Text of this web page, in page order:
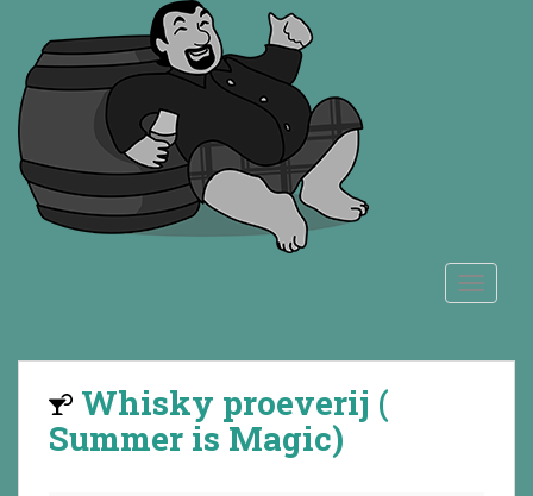
Whisky proeverij (
Summer is Magic)